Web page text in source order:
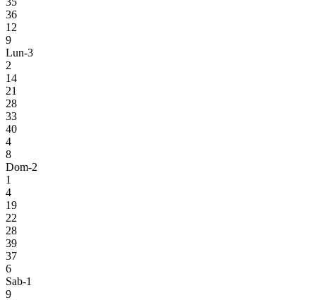
36
12
9
Lun-3
2
14
21
28
33
40
4
8
Dom-2
1
4
19
22
28
39
37
6
Sab-1
9